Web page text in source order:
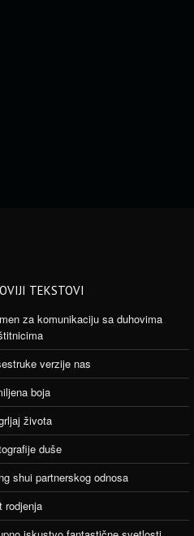
TEKSTOVI
za komunikaciju sa duhovima
verzije nas
boja
života
duše
shui partnerskog odnosa
rodjenja